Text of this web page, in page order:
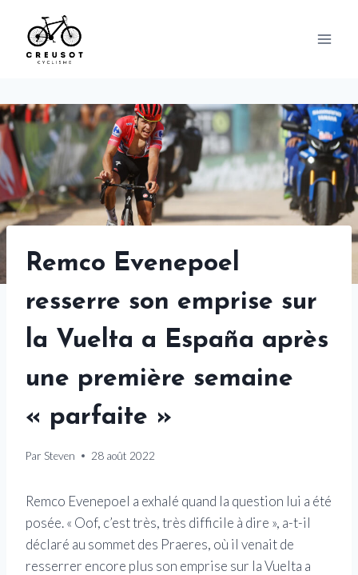
content
Remco Evenepoel
resserre son emprise sur
la Vuelta a España après
une première semaine
« parfaite »
Par Steven 28 août 2022
Remco Evenepoel a exhalé quand la question lui a été
posée. « Oof, c’est très, très difficile à dire », a-t-il
déclaré au sommet des Praeres, où il venait de
resserrer encore plus son emprise sur la Vuelta a